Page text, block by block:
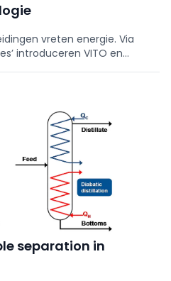
vreten energie. Via
introduceren VITO en
de industriële CO2-
separation in